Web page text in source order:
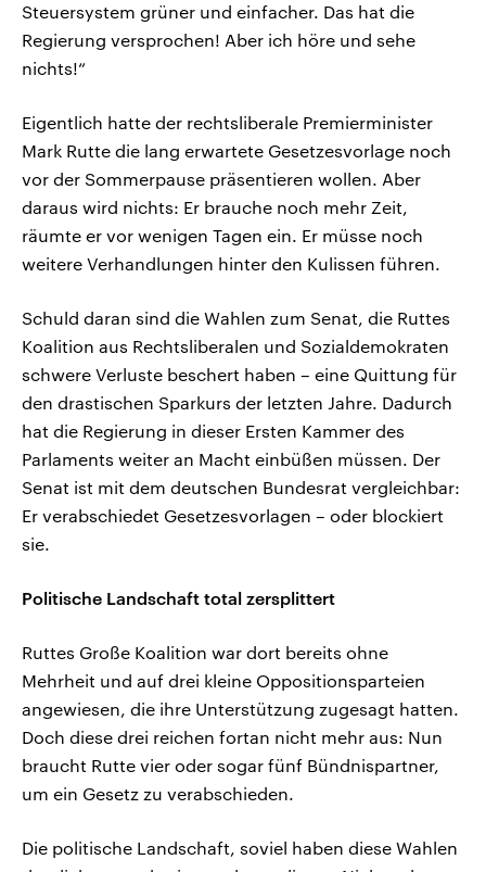
Steuersystem grüner und einfacher. Das hat die
Regierung versprochen! Aber ich höre und sehe
nichts!“
Eigentlich hatte der rechtsliberale Premierminister
Mark Rutte die lang erwartete Gesetzesvorlage noch
vor der Sommerpause präsentieren wollen. Aber
daraus wird nichts: Er brauche noch mehr Zeit,
räumte er vor wenigen Tagen ein. Er müsse noch
weitere Verhandlungen hinter den Kulissen führen.
Schuld daran sind die Wahlen zum Senat, die Ruttes
Koalition aus Rechtsliberalen und Sozialdemokraten
schwere Verluste beschert haben – eine Quittung für
den drastischen Sparkurs der letzten Jahre. Dadurch
hat die Regierung in dieser Ersten Kammer des
Parlaments weiter an Macht einbüßen müssen. Der
Senat ist mit dem deutschen Bundesrat vergleichbar:
Er verabschiedet Gesetzesvorlagen – oder blockiert
sie.
Politische Landschaft total zersplittert
Ruttes Große Koalition war dort bereits ohne
Mehrheit und auf drei kleine Oppositionsparteien
angewiesen, die ihre Unterstützung zugesagt hatten.
Doch diese drei reichen fortan nicht mehr aus: Nun
braucht Rutte vier oder sogar fünf Bündnispartner,
um ein Gesetz zu verabschieden.
Die politische Landschaft, soviel haben diese Wahlen